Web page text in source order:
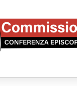
06.08.2026
Fra Marco Vianelli: alla
Francesco per imparare il
pace